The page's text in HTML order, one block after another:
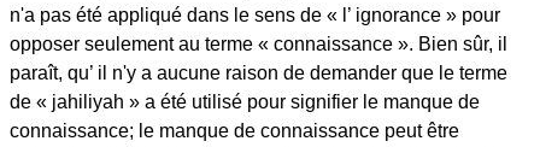
n'a pas été appliqué dans le sens de « l’ ignorance » pour
opposer seulement au terme « connaissance ». Bien sûr, il
paraît, qu’ il n'y a aucune raison de demander que le terme
de « jahiliyah » a été utilisé pour signifier le manque de
connaissance; le manque de connaissance peut être